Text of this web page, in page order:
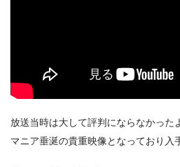
放送当時は大して評判にならなかった
マニア垂涎の貴重映像となっており入